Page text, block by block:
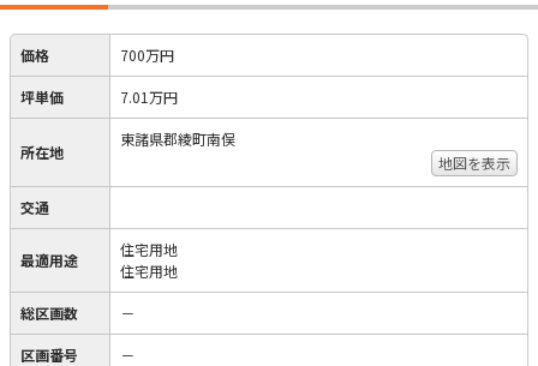
価格 700万円
坪単価 7.01万円
所在地
東諸県郡綾町南俣
地図を表示
交通
最適用途
住宅用地
住宅用地
総区画数 －
区画番号 －